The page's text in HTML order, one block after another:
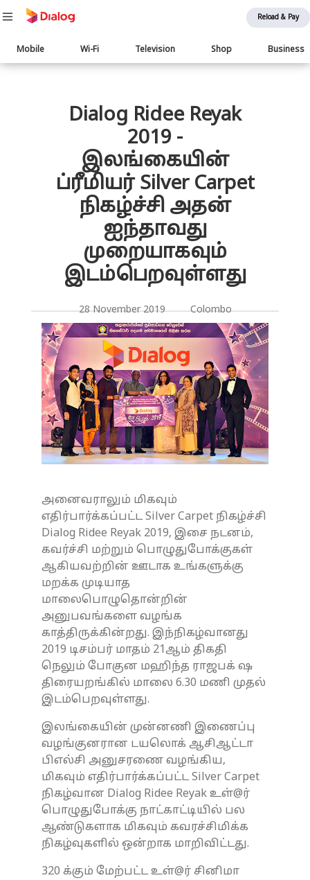
Reload & Pay
Main
navigation
Mobile Wi-Fi Television Shop Business
பொருள் விரிவாக்கம்
Dialog Ridee Reyak
2019 -
இலங்கையின்
ப்ரீமியர் Silver Carpet
நிகழ்ச்சி அதன்
ஐந்தாவது
முறையாகவும்
இடம்பெறவுள்ளது
28 November 2019 Colombo
அனைவராலும் மிகவும்
எதிர்பார்க்கப்பட்ட Silver Carpet நிகழ்ச்சி
Dialog Ridee Reyak 2019, இசை நடனம்,
கவர்ச்சி மற்றும் பொழுதுபோக்குகள்
ஆகியவற்றின் ஊடாக உங்களுக்கு
மறக்க முடியாத
மாலைபொழுதொன்றின்
அனுபவங்களை வழங்க
காத்திருக்கின்றது. இந்நிகழ்வானது
2019 டிசம்பர் மாதம் 21ஆம் திகதி
நெலும் போகுன மஹிந்த ராஜபக் ஷ
திரையறங்கில் மாலை 6.30 மணி முதல்
இடம்பெறவுள்ளது.
இலங்கையின் முன்னணி இணைப்பு
வழங்குனரான டயலொக் ஆசிஆட்டா
பிஎல்சி அனுசரணை வழங்கிய,
மிகவும் எதிர்பார்க்கப்பட்ட Silver Carpet
நிகழ்வான Dialog Ridee Reyak உள்@ர்
பொழுதுபோக்கு நாட்காட்டியில் பல
ஆண்டுகளாக மிகவும் கவரச்சிமிக்க
நிகழ்வுகளில் ஒன்றாக மாறிவிட்டது.
320 க்கும் மேற்பட்ட உள்@ர் சினிமா